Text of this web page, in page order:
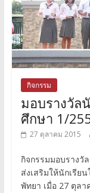
กิจกรรม
มอบรางวัล
ศึกษา 1/
27 ตุลาคม 2015
กิจกรรมมอบรางวั
ส่งเสริมให้นักเรีย
พัทยา เมื่อ 27 ตุลา